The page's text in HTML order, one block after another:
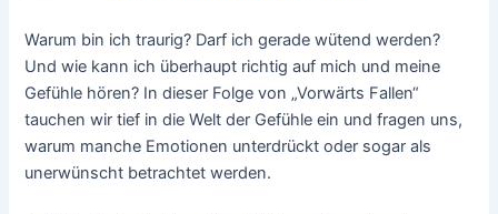
EMBED
Warum bin ich traurig? Darf ich gerade wütend werden?
Und wie kann ich überhaupt richtig auf mich und meine
Gefühle hören? In dieser Folge von „Vorwärts Fallen“
tauchen wir tief in die Welt der Gefühle ein und fragen uns,
warum manche Emotionen unterdrückt oder sogar als
unerwünscht betrachtet werden.